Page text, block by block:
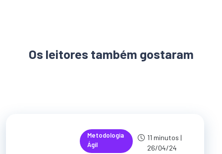
Os leitores também gostaram
Metodologia
Ágil
11 minutos |
26/04/24